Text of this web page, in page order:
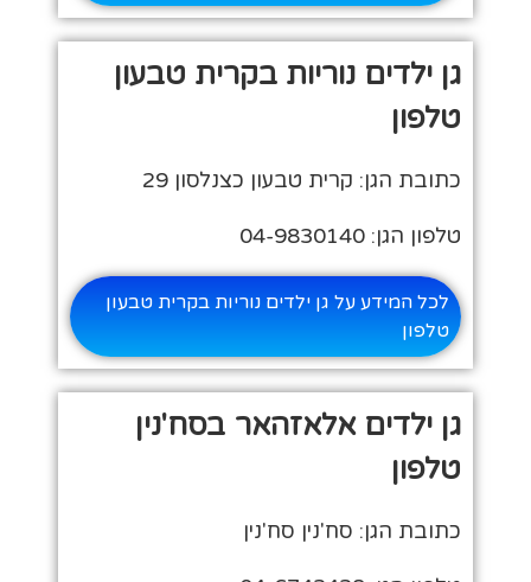
גן ילדים נוריות בקרית טבעון
טלפון
כתובת הגן: קרית טבעון כצנלסון 29
טלפון הגן: 04-9830140
לכל המידע על גן ילדים נוריות בקרית טבעון
טלפון
גן ילדים אלאזהאר בסח'נין
טלפון
כתובת הגן: סח'נין סח'נין